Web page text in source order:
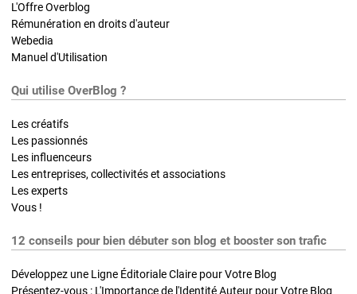
L'Offre Overblog
Rémunération en droits d'auteur
Webedia
Manuel d'Utilisation
Qui utilise OverBlog ?
Les créatifs
Les passionnés
Les influenceurs
Les entreprises, collectivités et associations
Les experts
Vous !
12 conseils pour bien débuter son blog et booster son trafic
Développez une Ligne Éditoriale Claire pour Votre Blog
Présentez-vous : L'Importance de l'Identité Auteur pour Votre Blog